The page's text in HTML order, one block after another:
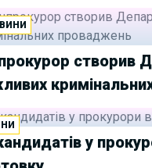
створив
у